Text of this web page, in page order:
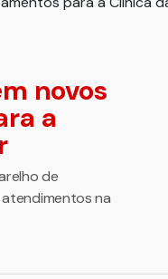
novos
a
de
na